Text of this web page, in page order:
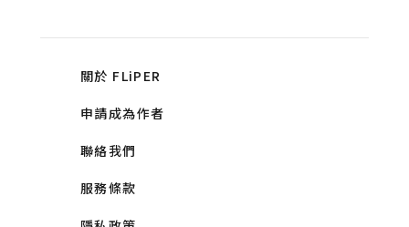
關於 FLiPER
申請成為作者
聯絡我們
服務條款